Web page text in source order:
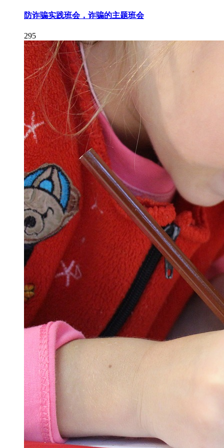
防诈骗实践班会，诈骗的主题班会
295